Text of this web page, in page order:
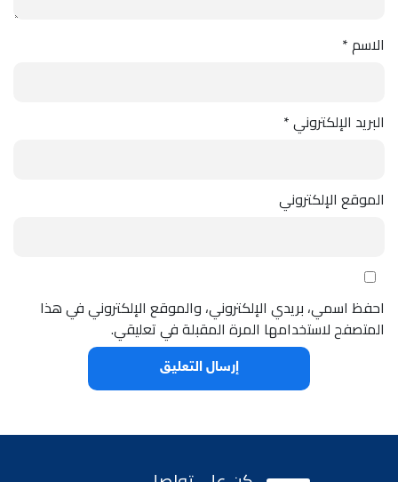
الاسم*
البريد الإلكتروني*
الموقع الإلكتروني
احفظ اسمي، بريدي الإلكتروني، والموقع الإلكتروني في هذا
المتصفح لاستخدامها المرة المقبلة في تعليقي.